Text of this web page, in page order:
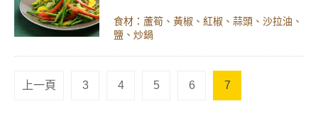
食材：蘆筍、黃椒、紅椒、蒜頭、沙拉油、
鹽、炒鍋
上一頁 3 4 5 6 7